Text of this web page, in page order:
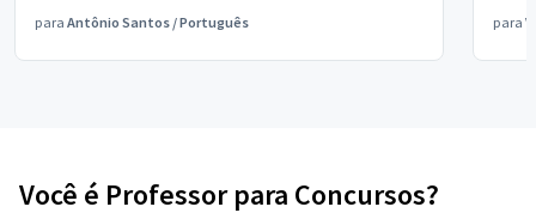
para Antônio Santos /Português para
Você é Professor para Concursos?